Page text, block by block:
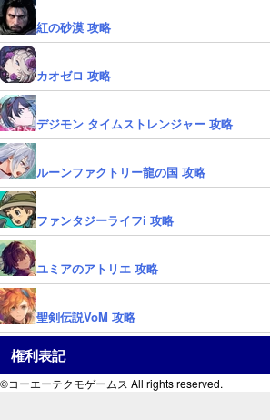
紅の砂漠 攻略
カオゼロ 攻略
デジモン タイムストレンジャー 攻略
ルーンファクトリー龍の国 攻略
ファンタジーライフi 攻略
ユミアのアトリエ 攻略
聖剣伝説VoM 攻略
権利表記
©コーエーテクモゲームス All rights reserved.